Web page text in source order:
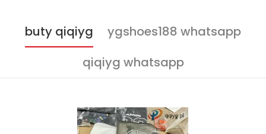
buty qiqiyg
ygshoes188 whatsapp
qiqiyg whatsapp